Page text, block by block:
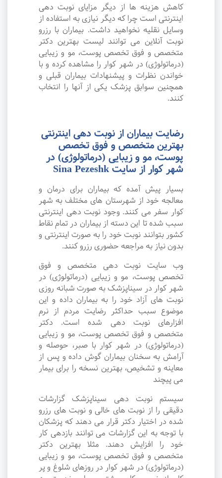
کاهش هزینه ها از دیگر مزایای نوبت دهی
اینترنتی است چرا که دیگر نیازی به استفاده از
وسایل نقلیه نخواهید داشت. بیماران با رزرو
نوبت آنلاین می توانند لیست بهترین دکتر
متخصص و فوق تخصص پوست، مو و زیبایی
(درماتولوژی) در شهر کوار را مشاهده کرده و با
خواندن نظرات و پیشنهادات بیماران قبلی و
همچنین سوابق پزشک یکی از آنها را انتخاب
کنند.
رضایت بیماران از نوبت دهی اینترنتی
بهترین متخصص و فوق تخصص
پوست، مو و زیبایی (درماتولوژی) در
شهر کوار از سایت Sina Pezeshk
بسیار پیش آمده که بیماران برای درمان و
معالجه خود از شهرستان های مختلف به شهر
کوار سفر می کنند. وجود نوبت دهی اینترنتی
سبب شده تا این دسته از بیماران در تمام نقاط
کشور بتوانند نوبت خود را به صورت اینترنتی و
بدون نیاز به مراجعه حضوری رزرو کنند.
وب سایت نوبت دهی متخصص و فوق
تخصص پوست، مو و زیبایی (درماتولوژی) در
شهر کوار در سیناپزشک به صورت شبانه روزی
نوبت های آزاد خود را به بیماران داده و این
موضوع سبب حداکثر رضایت مردم از نرم
افزارهای نوبت دهی شده است. دکتر
متخصص و فوق تخصص پوست، مو و زیبایی
(درماتولوژی) در شهر کوار با صبر، حوصله و
آرامش به سخنان بیماران گوش داده و پس از
معاینه و تشخیص، بهترین نسخه را برای بیمار
می پیچند
سیستم نوبت دهی سیناپزشک گزارشات
دقیقی را از نوبت های خالی و نوبت های رزرو
شده در اختیار دکتر قرار می دهند که پزشکان
با توجه به این گزارشات می توانند بازدهی کار
خود را افزایش دهند. مثلا بهترین دکتر
متخصص و فوق تخصص پوست، مو و زیبایی
(درماتولوژی) در شهر کوار در روزهای شلوغ و پر